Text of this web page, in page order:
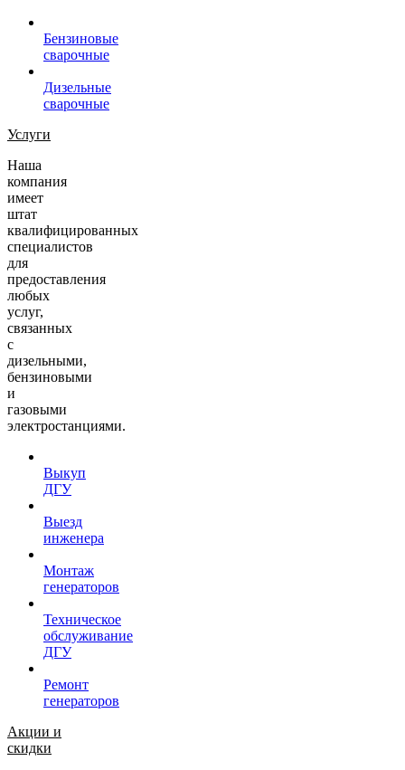
Бензиновые
сварочные
Дизельные
сварочные
Услуги
Наша
компания
имеет
штат
квалифицированных
специалистов
для
предоставления
любых
услуг,
связанных
с
дизельными,
бензиновыми
и
газовыми
электростанциями.
Выкуп
ДГУ
Выезд
инженера
Монтаж
генераторов
Техническое
обслуживание
ДГУ
Ремонт
генераторов
Акции и
скидки